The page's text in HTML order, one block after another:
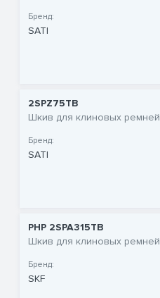
Бренд:
SATI
2SPZ75TB
Шкив для клиновых ремней
Бренд:
SATI
PHP 2SPA315TB
Шкив для клиновых ремней
Бренд:
SKF